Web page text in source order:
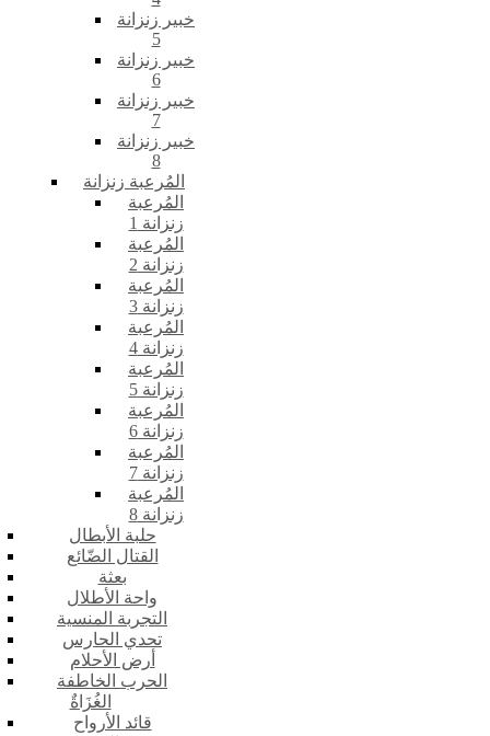
خبير زنزانة
5
خبير زنزانة
6
خبير زنزانة
7
خبير زنزانة
8
المُرعبة زنزانة
المُرعبة
زنزانة 1
المُرعبة
زنزانة 2
المُرعبة
زنزانة 3
المُرعبة
زنزانة 4
المُرعبة
زنزانة 5
المُرعبة
زنزانة 6
المُرعبة
زنزانة 7
المُرعبة
زنزانة 8
حلبة الأبطال
القتال الضّائع
بعثة
واحة الأطلال
التجربة المنسية
تحدي الحارس
أرض الأحلام
الحرب الخاطفة
الغُزَاةٌ
قائد الأرواح